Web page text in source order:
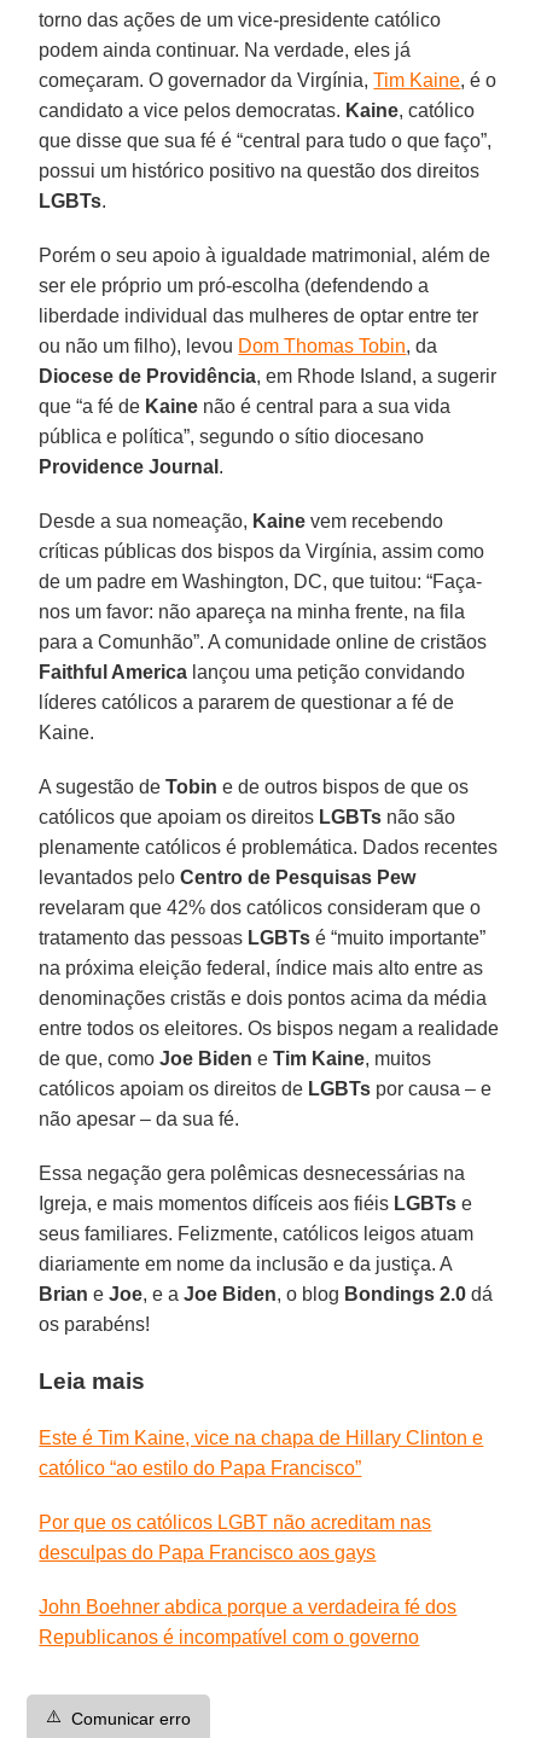
torno das ações de um vice-presidente católico
podem ainda continuar. Na verdade, eles já
começaram. O governador da Virgínia,Tim Kaine, é o
candidato a vice pelos democratas. Kaine, católico
que disse que sua fé é “central para tudo o que faço”,
possui um histórico positivo na questão dos direitos
LGBTs.
Porém o seu apoio à igualdade matrimonial, além de
ser ele próprio um pró-escolha (defendendo a
liberdade individual das mulheres de optar entre ter
ou não um filho), levou Dom Thomas Tobin, da
Diocese de Providência, em Rhode Island, a sugerir
que “a fé de Kaine não é central para a sua vida
pública e política”, segundo o sítio diocesano
Providence Journal .
Desde a sua nomeação, Kaine vem recebendo
críticas públicas dos bispos da Virgínia, assim como
de um padre em Washington, DC, que tuitou: “Faça-
nos um favor: não apareça na minha frente, na fila
para a Comunhão”. A comunidade online de cristãos
Faithful America lançou uma petição convidando
líderes católicos a pararem de questionar a fé de
Kaine.
A sugestão deTobin e de outros bispos de que os
católicos que apoiam os direitos LGBTs não são
plenamente católicos é problemática. Dados recentes
levantados peloCentro de Pesquisas Pew
revelaram que 42% dos católicos consideram que o
tratamento das pessoas LGBTs é “muito importante”
na próxima eleição federal, índice mais alto entre as
denominações cristãs e dois pontos acima da média
entre todos os eleitores. Os bispos negam a realidade
de que, comoJoe Biden eTim Kaine, muitos
católicos apoiam os direitos de LGBTs por causa – e
não apesar – da sua fé.
Essa negação gera polêmicas desnecessárias na
Igreja, e mais momentos difíceis aos fiéis LGBTs e
seus familiares. Felizmente, católicos leigos atuam
diariamente em nome da inclusão e da justiça. A
Brian eJoe, e a Joe Biden, o blog Bondings 2.0 dá
os parabéns!
Leia mais
Este é Tim Kaine, vice na chapa de Hillary Clinton e
católico “ao estilo do Papa Francisco”
Por que os católicos LGBT não acreditam nas
desculpas do Papa Francisco aos gays
John Boehner abdica porque a verdadeira fé dos
Republicanos é incompatível com o governo
⚠️ Comunicar erro